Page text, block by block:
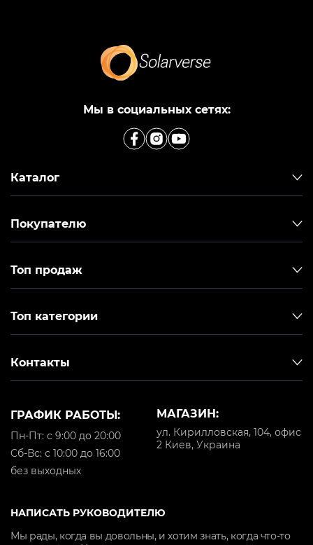
Мы в социальных сетях:
Каталог
Покупателю
Топ продаж
Топ категории
Контакты
МАГАЗИН:
ул. Кирилловская, 104, офис
2 Киев, Украина
ГРАФИК РАБОТЫ:
Пн-Пт: с 9:00 до 20:00
Cб-Вс: с 10:00 до 16:00
без выходных
НАПИСАТЬ РУКОВОДИТЕЛЮ
Мы рады, когда вы довольны, и хотим знать, когда что-то